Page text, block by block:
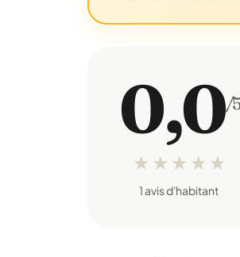
0,0/5
★ ★ ★ ★ ★
1 avis d'habitant